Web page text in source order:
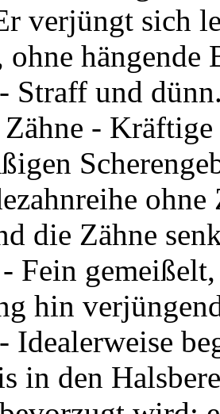
verjüngt sich
ohne hängende
Straff und
-
die Zähne
Fein
hin
Idealerweise
in den